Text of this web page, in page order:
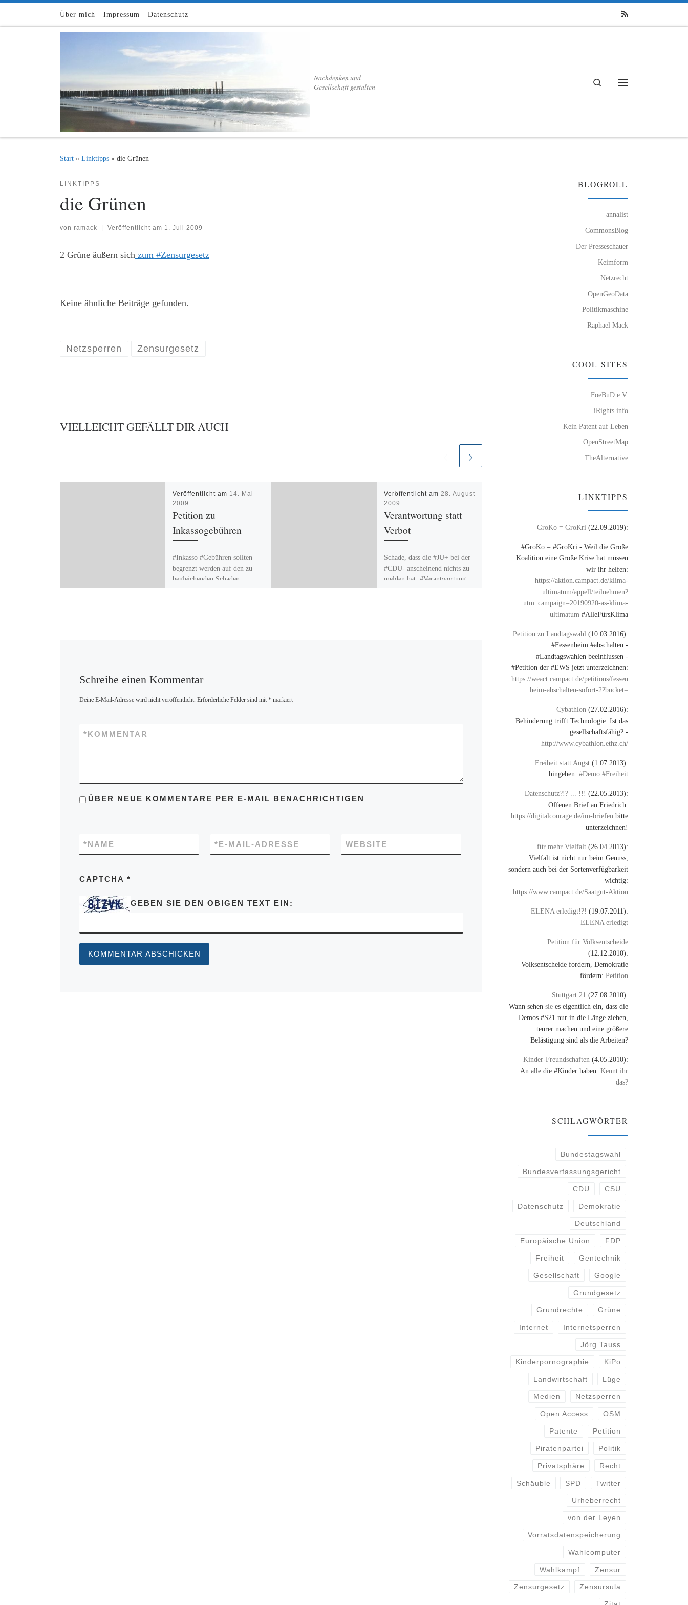
Zum Inhalt springen
Über mich Impressum Datenschutz
Nachdenken und
Gesellschaft gestalten
Search
Start » Linktipps » die Grünen
LINKTIPPS
die Grünen
von ramack | Veröffentlicht am 1. Juli 2009
2 Grüne äußern sich zum #Zensurgesetz
Keine ähnliche Beiträge gefunden.
Netzsperren Zensurgesetz
VIELLEICHT GEFÄLLT DIR AUCH
Veröffentlicht am 14. Mai
2009
Petition zu
Inkassogebühren
#Inkasso #Gebühren sollten
begrenzt werden auf den zu
begleichenden Schaden:
Veröffentlicht am 28. August
2009
Verantwortung statt
Verbot
Schade, dass die #JU+ bei der
#CDU- anscheinend nichts zu
melden hat: #Verantwortung
Veröffentlicht am
Keine Allmacht für
das BKA
Artikel in der Zeit
Schreibe einen Kommentar
Deine E-Mail-Adresse wird nicht veröffentlicht. Erforderliche Felder sind mit *markiert
KOMMENTAR
*
ÜBER NEUE KOMMENTARE PER E-MAIL BENACHRICHTIGEN
NAME
* E-MAIL-ADRESSE
* WEBSITE
CAPTCHA *
GEBEN SIE DEN OBIGEN TEXT EIN:
BLOGROLL
annalist
CommonsBlog
Der Presseschauer
Keimform
Netzrecht
OpenGeoData
Politikmaschine
Raphael Mack
COOL SITES
FoeBuD e.V.
iRights.info
Kein Patent auf Leben
OpenStreetMap
TheAlternative
LINKTIPPS
GroKo = GroKri (22.09.2019):
#GroKo = #GroKri - Weil die Große
Koalition eine Große Krise hat müssen
wir ihr helfen:
https://aktion.campact.de/klima-
ultimatum/appell/teilnehmen?
utm_campaign=20190920-as-klima-
ultimatum #AlleFürsKlima
Petition zu Landtagswahl (10.03.2016):
#Fessenheim #abschalten -
#Landtagswahlen beeinflussen -
#Petition der #EWS jetzt unterzeichnen:
https://weact.campact.de/petitions/fessen
heim-abschalten-sofort-2?bucket=
Cybathlon (27.02.2016):
Behinderung trifft Technologie. Ist das
gesellschaftsfähig? -
http://www.cybathlon.ethz.ch/
Freiheit statt Angst (1.07.2013):
hingehen: #Demo #Freiheit
Datenschutz?!? ... !!! (22.05.2013):
Offenen Brief an Friedrich:
https://digitalcourage.de/im-briefen bitte
unterzeichnen!
für mehr Vielfalt (26.04.2013):
Vielfalt ist nicht nur beim Genuss,
sondern auch bei der Sortenverfügbarkeit
wichtig:
https://www.campact.de/Saatgut-Aktion
ELENA erledigt!?! (19.07.2011):
ELENA erledigt
Petition für Volksentscheide
(12.12.2010):
Volksentscheide fordern, Demokratie
fördern: Petition
Stuttgart 21 (27.08.2010):
Wann sehen sie es eigentlich ein, dass die
Demos #S21 nur in die Länge ziehen,
teurer machen und eine größere
Belästigung sind als die Arbeiten?
Kinder-Freundschaften (4.05.2010):
An alle die #Kinder haben: Kennt ihr
das?
SCHLAGWÖRTER
Bundestagswahl
Bundesverfassungsgericht
CDU CSU
Datenschutz Demokratie
Deutschland
Europäische Union FDP
Freiheit Gentechnik
Gesellschaft Google
Grundgesetz
Grundrechte Grüne
Internet Internetsperren
Jörg Tauss
Kinderpornographie KiPo
Landwirtschaft Lüge
Medien Netzsperren
Open Access OSM
Patente Petition
Piratenpartei Politik
Privatsphäre Recht
Schäuble SPD Twitter
Urheberrecht
von der Leyen
Vorratsdatenspeicherung
Wahlcomputer
Wahlkampf Zensur
Zensurgesetz Zensursula